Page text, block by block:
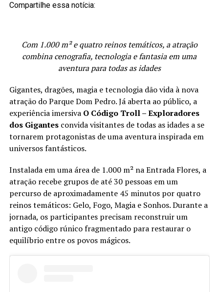
Compartilhe essa notícia:
Com 1.000 m² e quatro reinos temáticos, a atração
combina cenografia, tecnologia e fantasia em uma
aventura para todas as idades
Gigantes, dragões, magia e tecnologia dão vida à nova
atração do Parque Dom Pedro. Já aberta ao público, a
experiência imersiva O Código Troll – Exploradores
dos Gigantesconvida visitantes de todas as idades a se
tornarem protagonistas de uma aventura inspirada em
universos fantásticos.
Instalada em uma área de 1.000 m² na Entrada Flores, a
atração recebe grupos de até 30 pessoas em um
percurso de aproximadamente 45 minutos por quatro
reinos temáticos: Gelo, Fogo, Magia e Sonhos. Durante a
jornada, os participantes precisam reconstruir um
antigo código rúnico fragmentado para restaurar o
equilíbrio entre os povos mágicos.